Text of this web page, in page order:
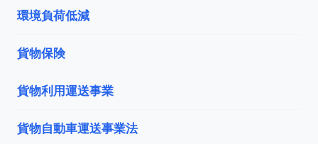
環境負荷低減
貨物保険
貨物利用運送事業
貨物自動車運送事業法